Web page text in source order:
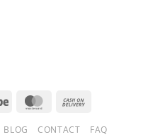
BLOG CONTACT FAQ